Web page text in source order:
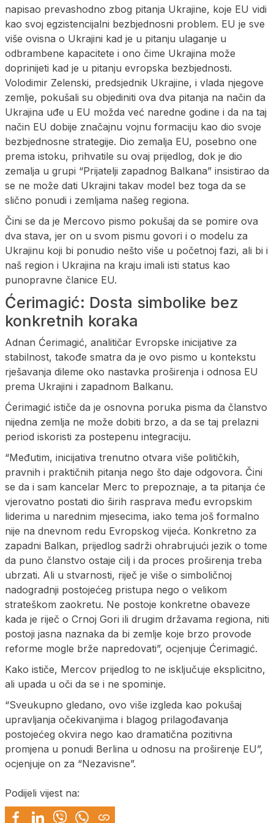
napisao prevashodno zbog pitanja Ukrajine, koje EU vidi
kao svoj egzistencijalni bezbjednosni problem. EU je sve
više ovisna o Ukrajini kad je u pitanju ulaganje u
odbrambene kapacitete i ono čime Ukrajina može
doprinijeti kad je u pitanju evropska bezbjednosti.
Volodimir Zelenski, predsjednik Ukrajine, i vlada njegove
zemlje, pokušali su objediniti ova dva pitanja na način da
Ukrajina uđe u EU možda već naredne godine i da na taj
način EU dobije značajnu vojnu formaciju kao dio svoje
bezbjednosne strategije. Dio zemalja EU, posebno one
prema istoku, prihvatile su ovaj prijedlog, dok je dio
zemalja u grupi “Prijatelji zapadnog Balkana” insistirao da
se ne može dati Ukrajini takav model bez toga da se
slično ponudi i zemljama našeg regiona.
Čini se da je Mercovo pismo pokušaj da se pomire ova
dva stava, jer on u svom pismu govori i o modelu za
Ukrajinu koji bi ponudio nešto više u početnoj fazi, ali bi i
naš region i Ukrajina na kraju imali isti status kao
punopravne članice EU.
Ćerimagić: Dosta simbolike bez
konkretnih koraka
Adnan Ćerimagić, analitičar Evropske inicijative za
stabilnost, takođe smatra da je ovo pismo u kontekstu
rješavanja dileme oko nastavka proširenja i odnosa EU
prema Ukrajini i zapadnom Balkanu.
Ćerimagić ističe da je osnovna poruka pisma da članstvo
nijedna zemlja ne može dobiti brzo, a da se taj prelazni
period iskoristi za postepenu integraciju.
“Međutim, inicijativa trenutno otvara više političkih,
pravnih i praktičnih pitanja nego što daje odgovora. Čini
se da i sam kancelar Merc to prepoznaje, a ta pitanja će
vjerovatno postati dio širih rasprava među evropskim
liderima u narednim mjesecima, iako tema još formalno
nije na dnevnom redu Evropskog vijeća. Konkretno za
zapadni Balkan, prijedlog sadrži ohrabrujući jezik o tome
da puno članstvo ostaje cilj i da proces proširenja treba
ubrzati. Ali u stvarnosti, riječ je više o simboličnoj
nadogradnji postojećeg pristupa nego o velikom
strateškom zaokretu. Ne postoje konkretne obaveze
kada je riječ o Crnoj Gori ili drugim državama regiona, niti
postoji jasna naznaka da bi zemlje koje brzo provode
reforme mogle brže napredovati”, ocjenjuje Ćerimagić.
Kako ističe, Mercov prijedlog to ne isključuje eksplicitno,
ali upada u oči da se i ne spominje.
“Sveukupno gledano, ovo više izgleda kao pokušaj
upravljanja očekivanjima i blagog prilagođavanja
postojećeg okvira nego kao dramatična pozitivna
promjena u ponudi Berlina u odnosu na proširenje EU”,
ocjenjuje on za “Nezavisne”.
Podijeli vijest na: